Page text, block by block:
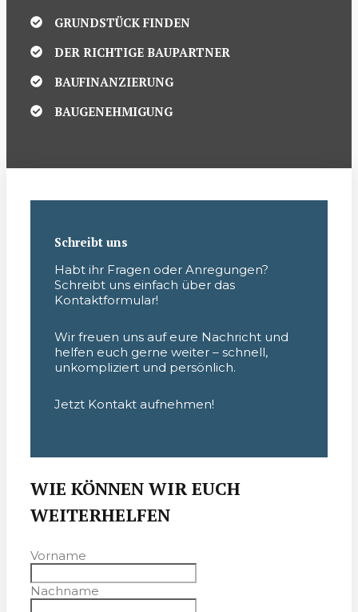
GRUNDSTÜCK FINDEN
DER RICHTIGE BAUPARTNER
BAUFINANZIERUNG
BAUGENEHMIGUNG
Schreibt uns
Habt ihr Fragen oder Anregungen?
Schreibt uns einfach über das
Kontaktformular!
Wir freuen uns auf eure Nachricht und
helfen euch gerne weiter – schnell,
unkompliziert und persönlich.
Jetzt Kontakt aufnehmen!
WIE KÖNNEN WIR EUCH
WEITERHELFEN
Vorname
Nachname